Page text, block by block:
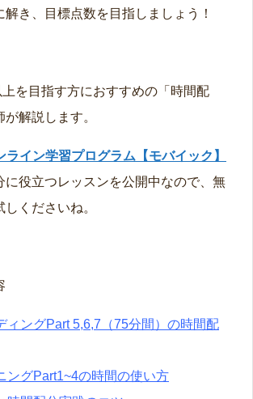
解き、目標点数を目指しましょう！
を目指す方におすすめの「時間配
解説します。
ライン学習プログラム【モバイック】
に役立つレッスンを公開中なので、無
くださいね。
ィングPart 5,6,7（75分間）の時間配
ングPart1~4の時間の使い方